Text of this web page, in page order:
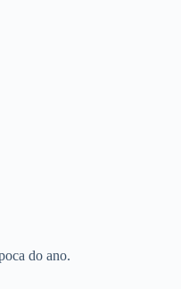
do ano.